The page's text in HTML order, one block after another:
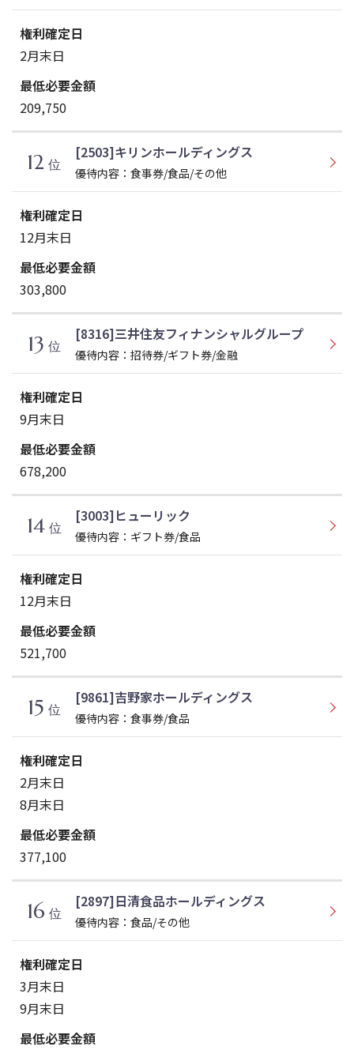
2月末日
209,750
12 位
[2503]キリンホールディングス
優待内容：食事券/食品/その他
12月末日
303,800
13 位
[8316]三井住友フィナンシャルグループ
優待内容：招待券/ギフト券/金融
9月末日
678,200
14位
[3003]ヒューリック
優待内容：ギフト券/食品
12月末日
521,700
15 位
[9861]吉野家ホールディングス
優待内容：食事券/食品
2月末日
8月末日
377,100
16 位
[2897]日清食品ホールディングス
優待内容：食品/その他
3月末日
9月末日